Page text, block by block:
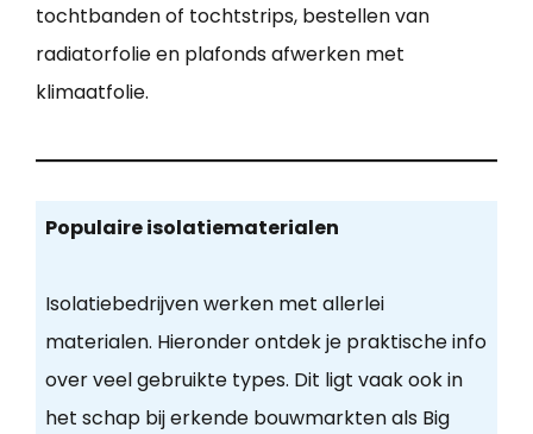
tochtbanden of tochtstrips, bestellen van
radiatorfolie en plafonds afwerken met
klimaatfolie.
Populaire isolatiematerialen
Isolatiebedrijven werken met allerlei
materialen. Hieronder ontdek je praktische info
over veel gebruikte types. Dit ligt vaak ook in
het schap bij erkende bouwmarkten als Big